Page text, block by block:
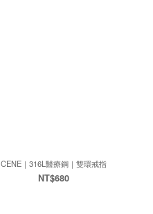
CENE｜316L醫療鋼｜雙環戒指
NT$680